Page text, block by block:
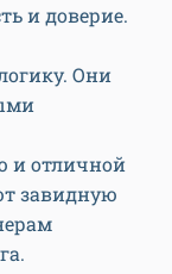
и доверие.
Они
и отличной
завидную